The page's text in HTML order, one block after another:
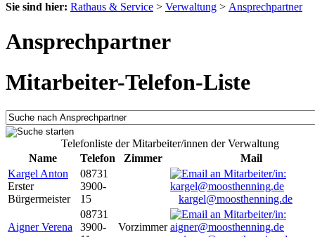
Sie sind hier: Rathaus & Service > Verwaltung > Ansprechpartner
Ansprechpartner
Mitarbeiter-Telefon-Liste
Telefonliste der Mitarbeiter/innen der Verwaltung
Name
Telefon Zimmer
Mail
Kargel Anton
Erster
Bürgermeister
08731
3900-
15
kargel@moosthenning.de
Aigner Verena
08731
3900-
Vorzimmer